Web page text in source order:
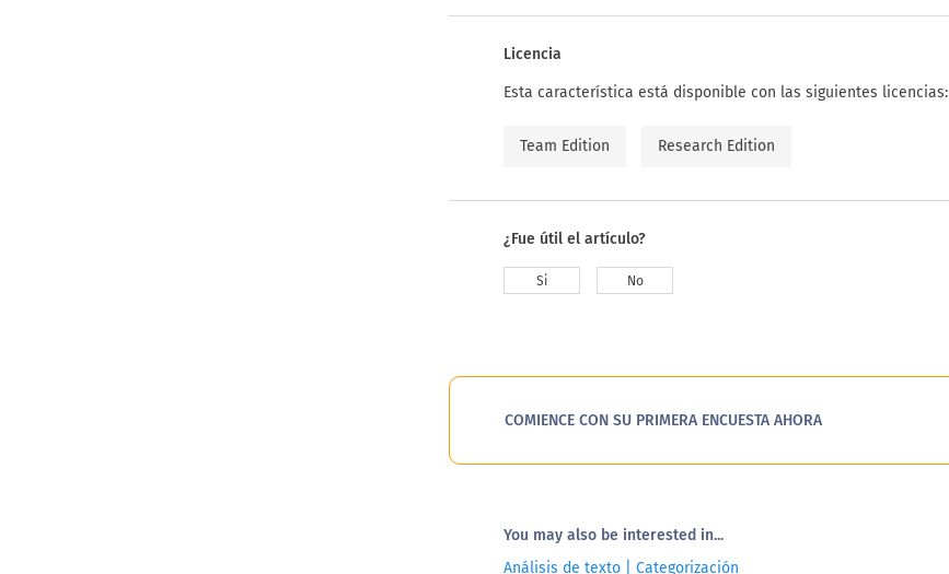
Licencia
Esta característica está disponible con las siguientes licencias:
Team Edition Research Edition
¿Fue útil el artículo?
Si No
COMIENCE CON SU PRIMERA ENCUESTA AHORA
You may also be interested in...
Análisis de texto | Categorización